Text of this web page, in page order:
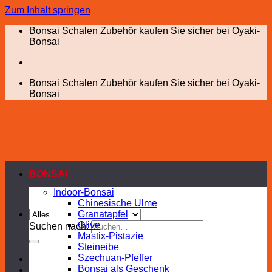
Zum Inhalt springen
Bonsai Schalen Zubehör kaufen Sie sicher bei Oyaki-
Bonsai
Bonsai Schalen Zubehör kaufen Sie sicher bei Oyaki-
Bonsai
Suchen nach:
BONSAI
Indoor-Bonsai
Chinesische Ulme
Granatapfel
Olive
Mastix-Pistazie
Steineibe
Szechuan-Pfeffer
Bonsai als Geschenk